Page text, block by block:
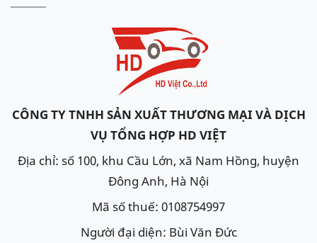
CÔNG TY TNHH SẢN XUẤT THƯƠNG MẠI VÀ DỊCH
VỤ TỔNG HỢP HD VIỆT
Địa chỉ: số 100, khu Cầu Lớn, xã Nam Hồng, huyện
Đông Anh, Hà Nội
Mã số thuế: 0108754997
Người đại diện: Bùi Văn Đức